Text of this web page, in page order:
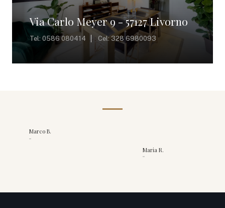
Via Carlo Meyer 9 - 57127 Livorno
Tel: 0586 080414 Cel: ‪328 6980093‬
Marco B.
""
Maria R.
""